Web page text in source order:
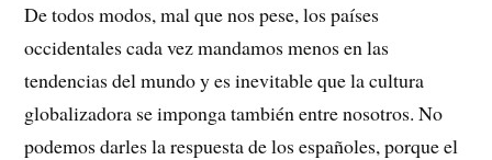
De todos modos, mal que nos pese, los países
occidentales cada vez mandamos menos en las
tendencias del mundo y es inevitable que la cultura
globalizadora se imponga también entre nosotros. No
podemos darles la respuesta de los españoles, porque el